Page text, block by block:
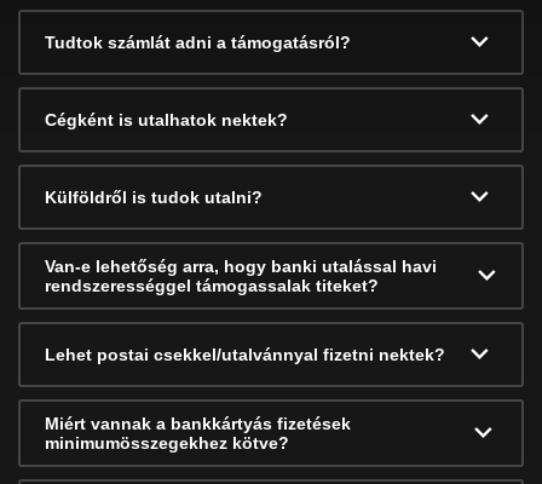
Tudtok számlát adni a támogatásról?
Cégként is utalhatok nektek?
Külföldről is tudok utalni?
Van-e lehetőség arra, hogy banki utalással havi
rendszerességgel támogassalak titeket?
Lehet postai csekkel/utalvánnyal fizetni nektek?
Miért vannak a bankkártyás fizetések
minimumösszegekhez kötve?